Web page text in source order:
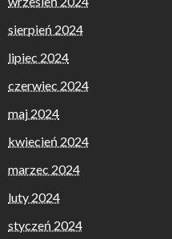
sierpień 2024
lipiec 2024
czerwiec 2024
maj 2024
kwiecień 2024
marzec 2024
luty 2024
styczeń 2024